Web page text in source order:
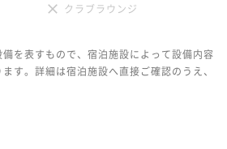
クラブラウンジ
を表すもので、宿泊施設によって設備内容
す。詳細は宿泊施設へ直接ご確認のうえ、